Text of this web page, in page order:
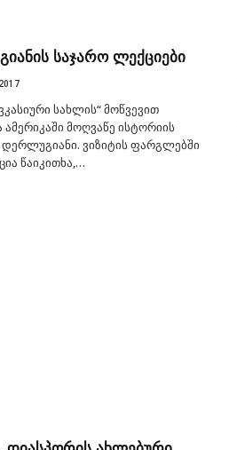
საჯარო ლექციები
სახლის“ მოწვევით
მოღვაწე ისტორიის
ვიზიტის ფარგლებში
წაიკითხა,…